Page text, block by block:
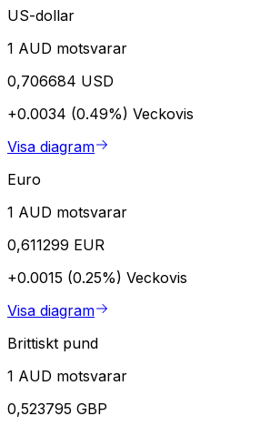
US-dollar
1 AUD motsvarar
0,706684 USD
+0.0034 (0.49%) Veckovis
Visa diagram
Euro
1 AUD motsvarar
0,611299 EUR
+0.0015 (0.25%) Veckovis
Visa diagram
Brittiskt pund
1 AUD motsvarar
0,523795 GBP